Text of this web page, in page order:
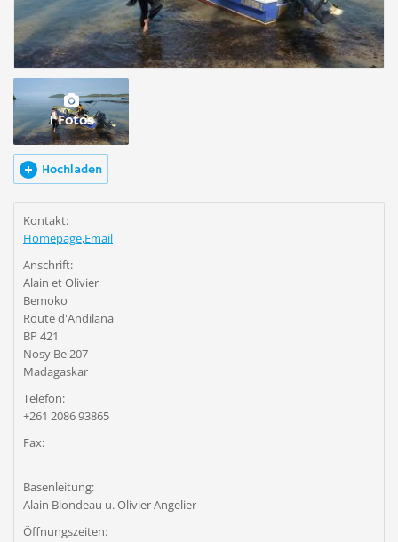
1 Fotos
Hochladen
Kontakt:
Homepage,Email
Anschrift:
Alain et Olivier
Bemoko
Route d'Andilana
BP 421
Nosy Be 207
Madagaskar
Telefon:
+261 2086 93865
Fax:
Basenleitung:
Alain Blondeau u. Olivier Angelier
Öffnungszeiten: